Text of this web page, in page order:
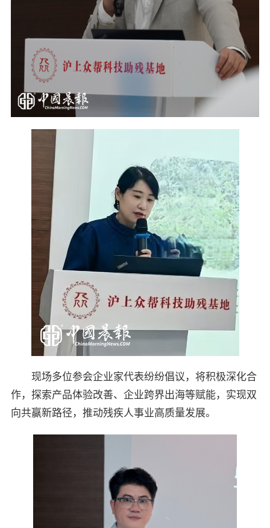
现场多位参会企业家代表纷纷倡议，将积极深化合
作，探索产品体验改善、企业跨界出海等赋能，实现双
向共赢新路径，推动残疾人事业高质量发展。